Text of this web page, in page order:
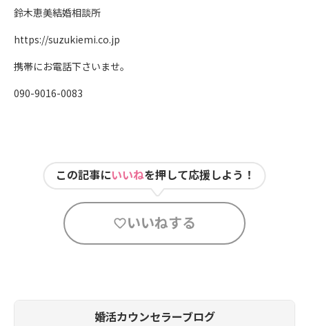
鈴木恵美結婚相談所
https://suzukiemi.co.jp
携帯にお電話下さいませ。
090-9016-0083
この記事にいいねを押して応援しよう！
いいねする
婚活カウンセラーブログ